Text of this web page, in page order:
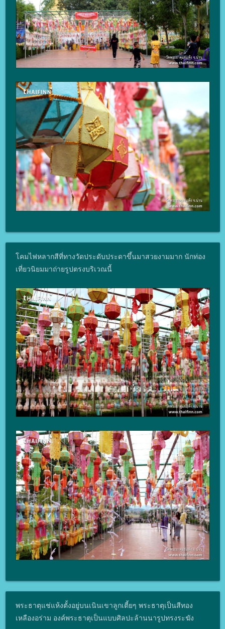
โคมไฟหลากสีที่ทางวัดประดับประดาขึ้นมาสวยงามมาก นักท่อง
เที่ยวนิยมมาถ่ายรูปตรงบริเวณนี้
พระธาตุแช่แห้งตั้งอยู่บนเนินเขาลูกเตี้ยๆ พระธาตุเป็นสีทอง
เหลืองอร่าม องค์พระธาตุเป็นแบบศิลปะล้านนารูปทรงระฆัง